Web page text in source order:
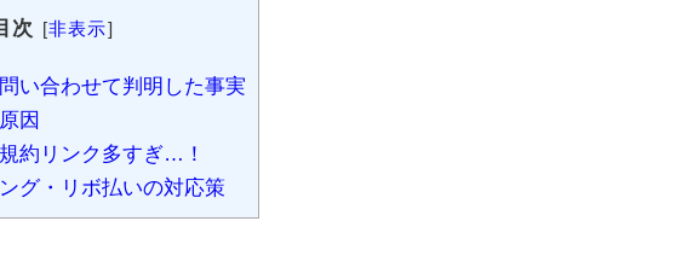
次 [非表示]
い合わせて判明した事実
因
約リンク多すぎ…！
グ・リボ払いの対応策